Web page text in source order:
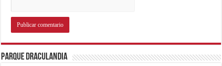
Parque Draculandia